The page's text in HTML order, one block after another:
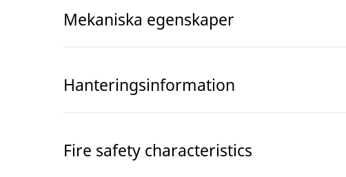
Mekaniska egenskaper
Hanteringsinformation
Fire safety characteristics